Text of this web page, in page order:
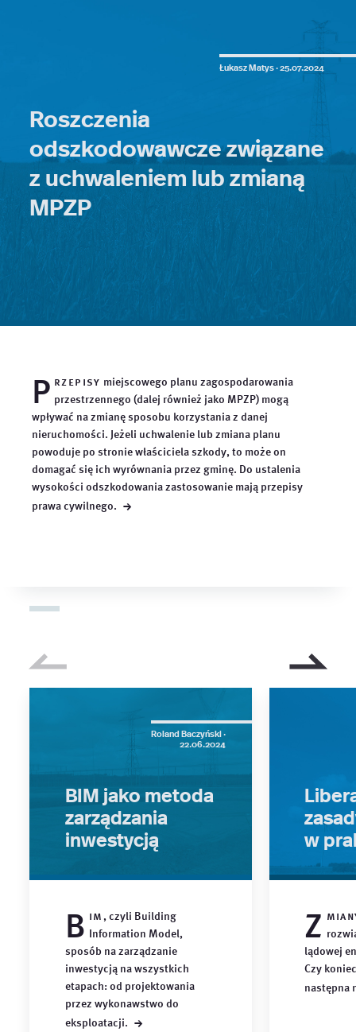
Łukasz Matys ·25.07.2024
Roszczenia
odszkodowawcze związane
z uchwaleniem lub zmianą
MPZP
P rzepisy miejscowego planu zagospodarowania
przestrzennego (dalej również jako MPZP) mogą
wpływać na zmianę sposobu korzystania z danej
nieruchomości. Jeżeli uchwalenie lub zmiana planu
powoduje po stronie właściciela szkody, to może on
domagać się ich wyrównania przez gminę. Do ustalenia
wysokości odszkodowania zastosowanie mają przepisy
prawacywilnego. →
Roland Baczyński ·
22.06.2024
BIM jako metoda
zarządzania
inwestycją
B im , czyli Building
Information Model,
sposób na zarządzanie
inwestycją na wszystkich
etapach: od projektowania
przez wykonawstwo do
eksploatacji. →
w
Z
lądowej
Czy
następna